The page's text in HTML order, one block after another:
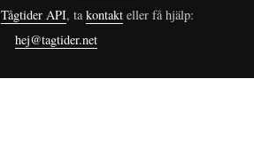
Tågtider API, takontakt eller få hjälp:
hej@tagtider.net